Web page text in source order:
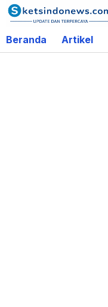
Lewati
ke
konten
Beranda Artikel